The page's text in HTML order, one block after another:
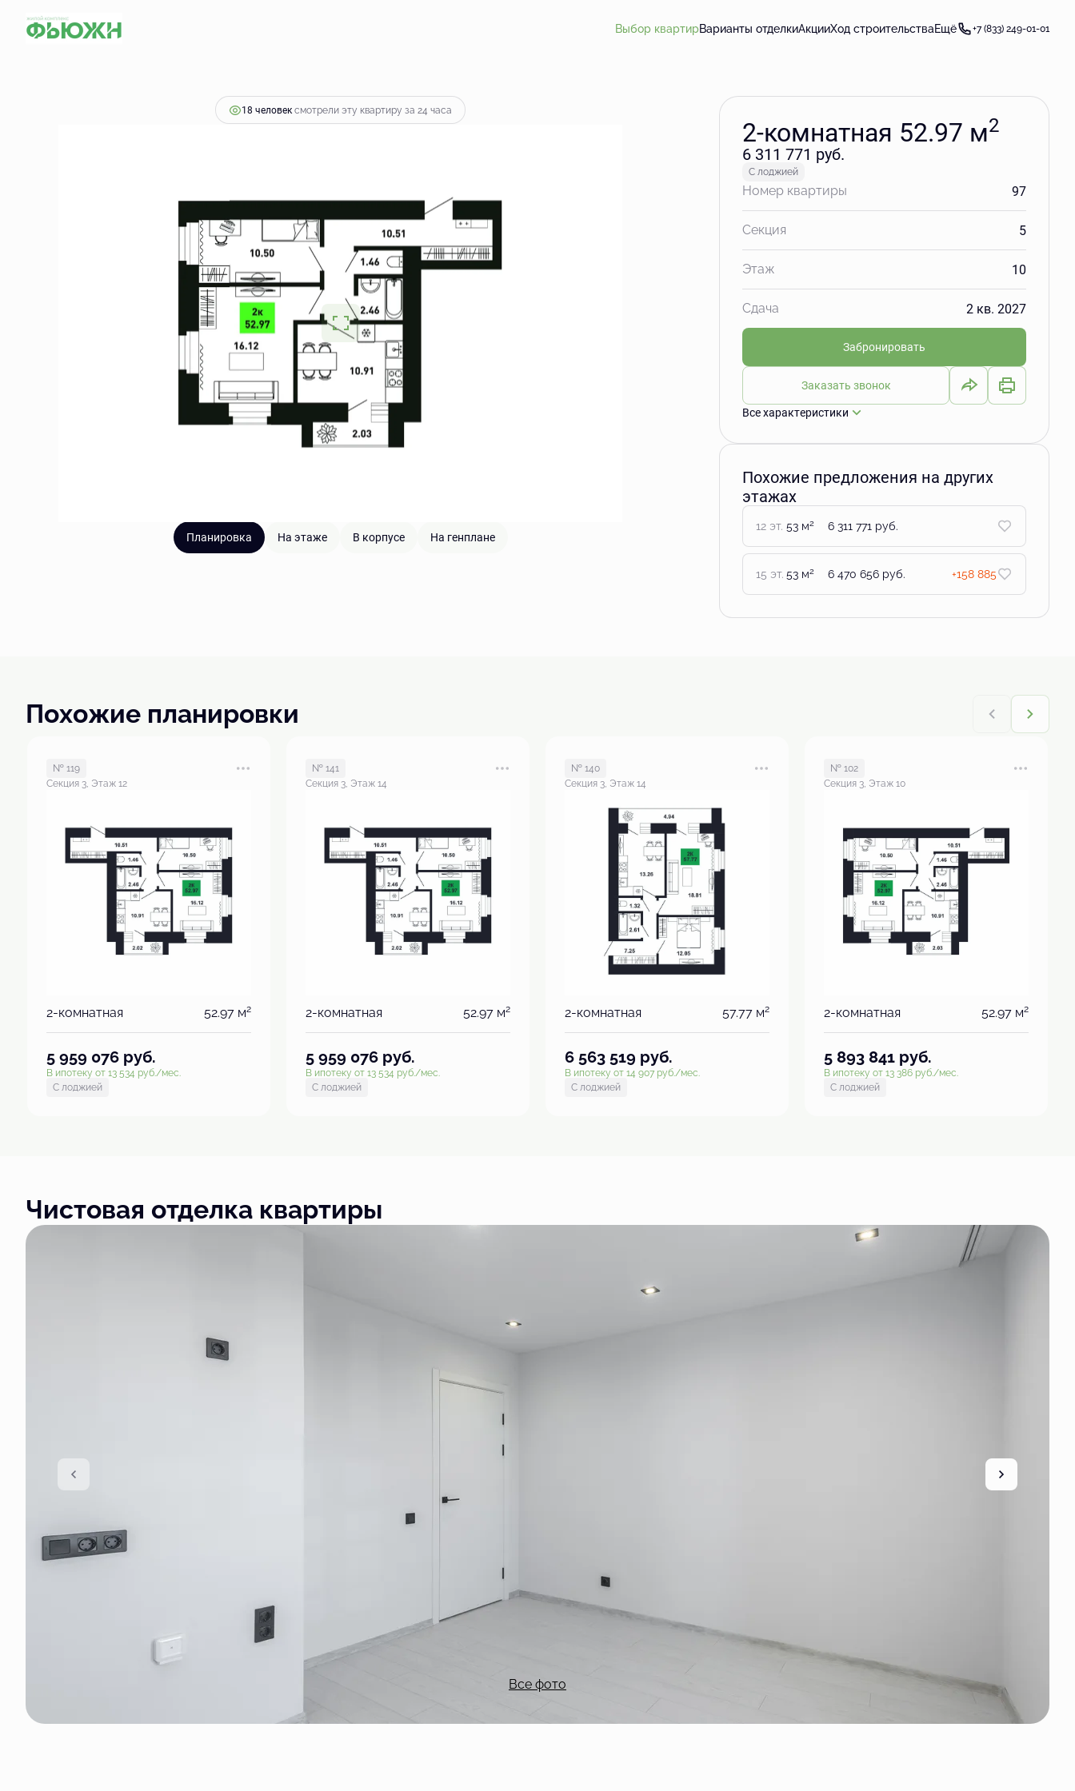
Выбор квартирВарианты отделкиАкцииХод строительстваЕщё +7 (833) 249-01-01
2-комнатная Забронировать
18 человек смотрели эту квартиру за 24 часа
Планировка На этаже В корпусе На генплане
2-комнатная 52.97 м2
6 311 771 руб.
С лоджией
Номер квартиры 97
Секция 5
Этаж 10
Сдача 2 кв. 2027
Забронировать
Заказать звонок
Все характеристики
Похожие предложения на других
этажах
12 эт. 53 м2 6 311 771 руб.
15 эт. 53 м2 6 470 656 руб. +158 885
Похожие планировки
№ 119
Секция 3, Этаж 12
2-комнатная 52.97 м2
5 959 076 руб.
В ипотеку от 13 534 руб./мес.
С лоджией
№ 141
Секция 3, Этаж 14
2-комнатная 52.97 м2
5 959 076 руб.
В ипотеку от 13 534 руб./мес.
С лоджией
№ 140
Секция 3, Этаж 14
2-комнатная 57.77 м2
6 563 519 руб.
В ипотеку от 14 907 руб./мес.
С лоджией
№ 102
Секция 3, Этаж 10
2-комнатная 52.97 м2
5 893 841 руб.
В ипотеку от 13 386 руб./мес.
С лоджией
Чистовая отделка квартиры
Все фото